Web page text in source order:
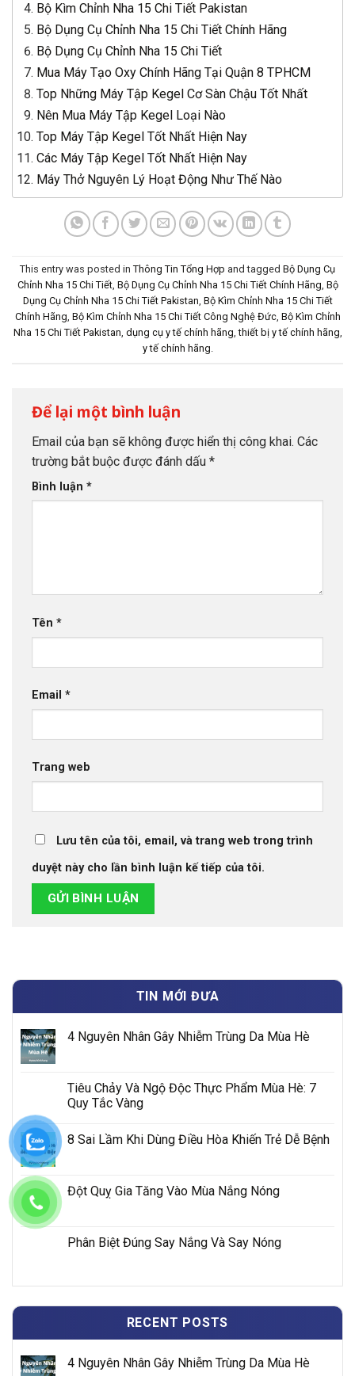
Bộ Kìm Chỉnh Nha 15 Chi Tiết Pakistan
Bộ Dụng Cụ Chỉnh Nha 15 Chi Tiết Chính Hãng
Bộ Dụng Cụ Chỉnh Nha 15 Chi Tiết
Mua Máy Tạo Oxy Chính Hãng Tại Quận 8 TPHCM
Top Những Máy Tập Kegel Cơ Sàn Chậu Tốt Nhất
Nên Mua Máy Tập Kegel Loại Nào
Top Máy Tập Kegel Tốt Nhất Hiện Nay
Các Máy Tập Kegel Tốt Nhất Hiện Nay
Máy Thở Nguyên Lý Hoạt Động Như Thế Nào
This entry was posted in Thông Tin Tổng Hợp and tagged Bộ Dụng Cụ
Chỉnh Nha 15 Chi Tiết, Bộ Dụng Cụ Chỉnh Nha 15 Chi Tiết Chính Hãng, Bộ
Dụng Cụ Chỉnh Nha 15 Chi Tiết Pakistan, Bộ Kìm Chỉnh Nha 15 Chi Tiết
Chính Hãng, Bộ Kìm Chỉnh Nha 15 Chi Tiết Công Nghệ Đức, Bộ Kìm Chỉnh
Nha 15 Chi Tiết Pakistan, dụng cụ y tế chính hãng,thiết bị y tế chính hãng,
y tế chính hãng.
Để lại một bình luận
Email của bạn sẽ không được hiển thị công khai. Các
trường bắt buộc được đánh dấu *
Bình luận *
Tên *
Email *
Trang web
Lưu tên của tôi, email, và trang web trong trình
duyệt này cho lần bình luận kế tiếp của tôi.
TIN MỚI ĐƯA
4 Nguyên Nhân Gây Nhiễm Trùng Da Mùa Hè
Tiêu Chảy Và Ngộ Độc Thực Phẩm Mùa Hè: 7
Quy Tắc Vàng
8 Sai Lầm Khi Dùng Điều Hòa Khiến Trẻ Dễ Bệnh
Đột Quỵ Gia Tăng Vào Mùa Nắng Nóng
Phân Biệt Đúng Say Nắng Và Say Nóng
RECENT POSTS
4 Nguyên Nhân Gây Nhiễm Trùng Da Mùa Hè